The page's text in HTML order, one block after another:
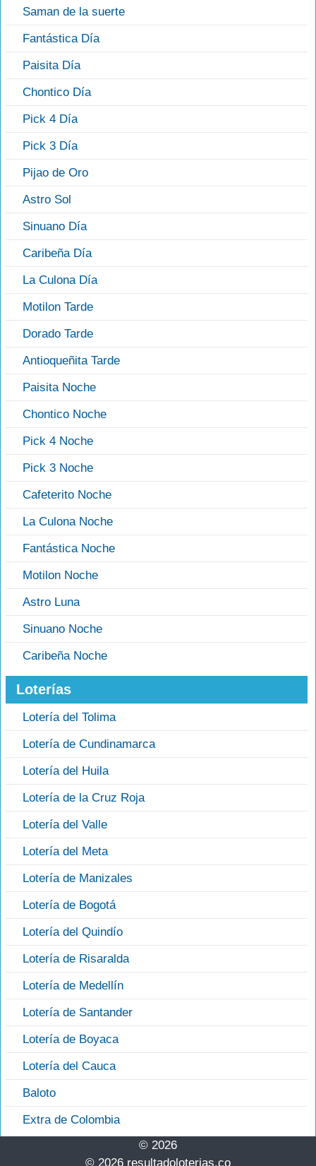
Saman de la suerte
Fantástica Día
Paisita Día
Chontico Día
Pick 4 Día
Pick 3 Día
Pijao de Oro
Astro Sol
Sinuano Día
Caribeña Día
La Culona Día
Motilon Tarde
Dorado Tarde
Antioqueñita Tarde
Paisita Noche
Chontico Noche
Pick 4 Noche
Pick 3 Noche
Cafeterito Noche
La Culona Noche
Fantástica Noche
Motilon Noche
Astro Luna
Sinuano Noche
Caribeña Noche
Loterías
Lotería del Tolima
Lotería de Cundinamarca
Lotería del Huila
Lotería de la Cruz Roja
Lotería del Valle
Lotería del Meta
Lotería de Manizales
Lotería de Bogotá
Lotería del Quindío
Lotería de Risaralda
Lotería de Medellín
Lotería de Santander
Lotería de Boyaca
Lotería del Cauca
Baloto
Extra de Colombia
© 2026
© 2026 resultadoloterias.co